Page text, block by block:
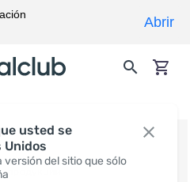
usted se
Unidos
del sitio que sólo
Abrir